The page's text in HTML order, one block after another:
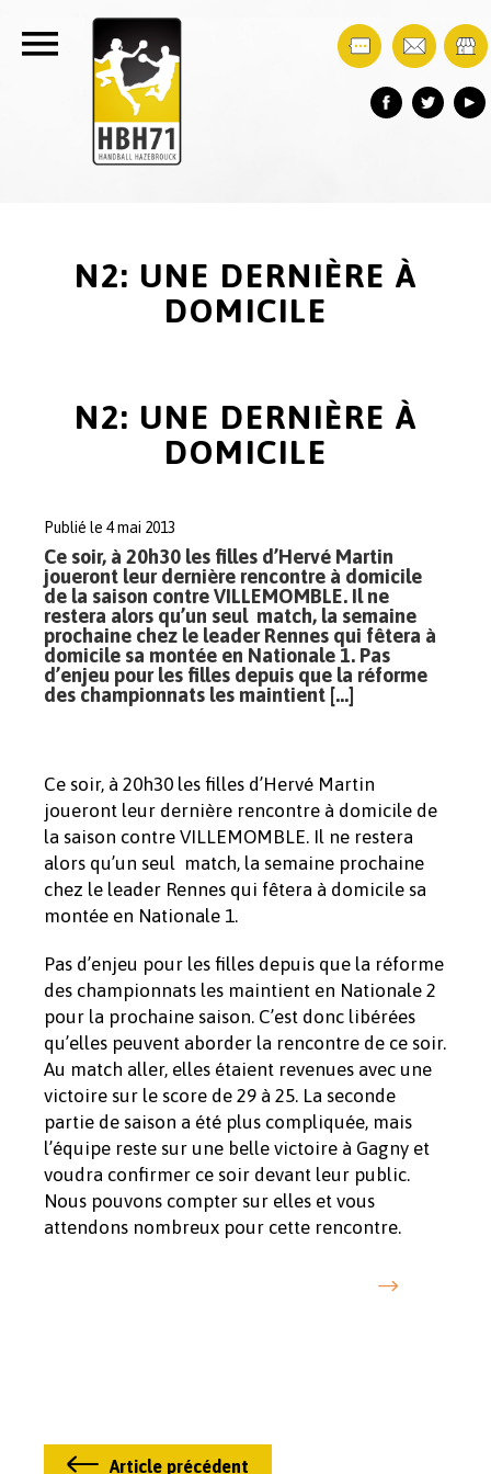
N2: UNE DERNIÈRE À
DOMICILE
N2: UNE DERNIÈRE À
DOMICILE
Publié le 4 mai 2013
Ce soir, à 20h30 les filles d’Hervé Martin
joueront leur dernière rencontre à domicile
de la saison contre VILLEMOMBLE. Il ne
restera alors qu’un seul match, la semaine
prochaine chez le leader Rennes qui fêtera à
domicile sa montée en Nationale 1. Pas
d’enjeu pour les filles depuis que la réforme
des championnats les maintient […]
Ce soir, à 20h30 les filles d’Hervé Martin
joueront leur dernière rencontre à domicile de
la saison contre VILLEMOMBLE. Il ne restera
alors qu’un seul match, la semaine prochaine
chez le leader Rennes qui fêtera à domicile sa
montée en Nationale 1.
Pas d’enjeu pour les filles depuis que la réforme
des championnats les maintient en Nationale 2
pour la prochaine saison. C’est donc libérées
qu’elles peuvent aborder la rencontre de ce soir.
Au match aller, elles étaient revenues avec une
victoire sur le score de 29 à 25. La seconde
partie de saison a été plus compliquée, mais
l’équipe reste sur une belle victoire à Gagny et
voudra confirmer ce soir devant leur public.
Nous pouvons compter sur elles et vous
attendons nombreux pour cette rencontre.
Article précédent